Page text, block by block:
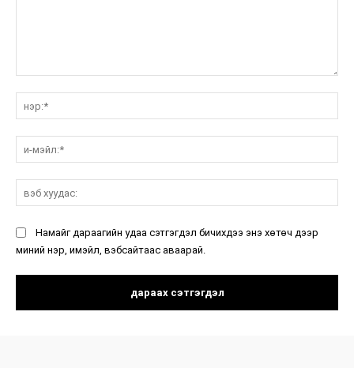
Намайг дараагийн удаа сэтгэгдэл бичихдээ энэ хөтөч дээр
миний нэр, имэйл, вэбсайтаас аваарай.